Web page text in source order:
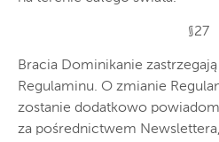
§27
Bracia Dominikanie
Regulaminu. O zmianie
zostanie dodatkowo
za pośrednictwem